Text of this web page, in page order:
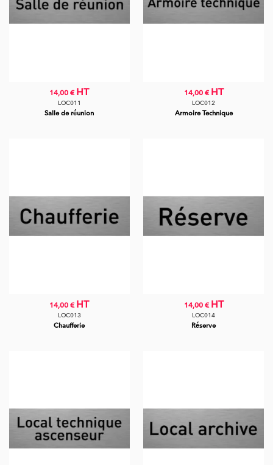
Salle de réunion
LOC011
14,00 € HT
Armoire Technique
LOC012
14,00 € HT
Chaufferie
LOC013
14,00 € HT
Réserve
LOC014
14,00 € HT